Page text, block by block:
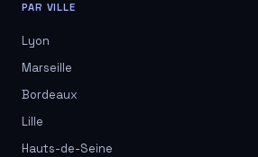
PAR VILLE
Lyon
Marseille
Bordeaux
Lille
Hauts-de-Seine